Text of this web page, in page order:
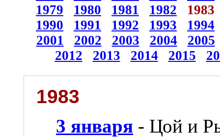
1979
1980 1981 1982
1983
1990
1991 1992 1993
1994
2001
2002 2003 2004
2005
2012
2013 2014 2015
1983
3 января - Цой и